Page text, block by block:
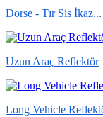
Dorse - Tır Sis İkaz...
Uzun Araç Reflektör
Long Vehicle